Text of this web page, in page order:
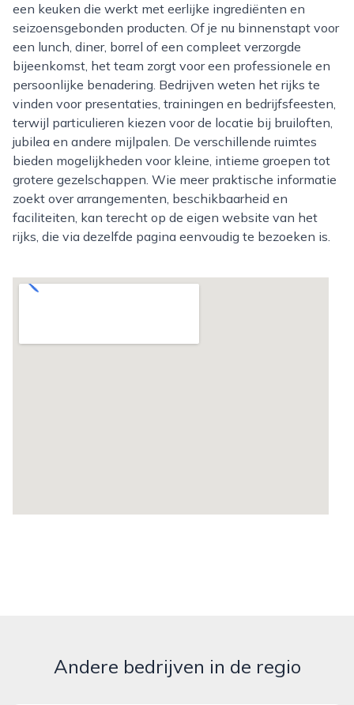
een keuken die werkt met eerlijke ingrediënten en
seizoensgebonden producten. Of je nu binnenstapt voor
een lunch, diner, borrel of een compleet verzorgde
bijeenkomst, het team zorgt voor een professionele en
persoonlijke benadering. Bedrijven weten het rijks te
vinden voor presentaties, trainingen en bedrijfsfeesten,
terwijl particulieren kiezen voor de locatie bij bruiloften,
jubilea en andere mijlpalen. De verschillende ruimtes
bieden mogelijkheden voor kleine, intieme groepen tot
grotere gezelschappen. Wie meer praktische informatie
zoekt over arrangementen, beschikbaarheid en
faciliteiten, kan terecht op de eigen website van het
rijks, die via dezelfde pagina eenvoudig te bezoeken is.
Andere bedrijven in de regio